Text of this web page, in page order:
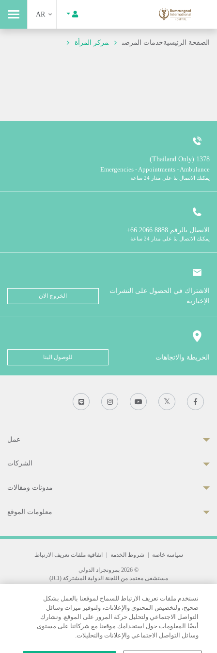
AR
الصفحة الرئيسيةخدمات المرضى مركز المرأة
1378 (Thailand Only)
Emergencies - Appointments - Ambulance
يمكنك الاتصال بنا على مدار 24 ساعة
الاتصال بالرقم
يمكنك الاتصال بنا على مدار 24 ساعة
الاشتراك في الحصول على النشرات
الإخبارية
الخروج الان
الخريطة والاتجاهات للوصول الينا
عمل
الشركات
مدونات ومقالات
معلومات الموقع
سياسة خاصة شروط الخدمة اتفاقية ملفات تعريف الارتباط
© 2026 بمرونجراد الدولي
مستشفى معتمد من اللجنة الدولية المشتركة (JCI)
33 Sukhumvit 3, Wattana, Bangkok 10110 Thailand.
All rights reserved.
نستخدم ملفات تعريف الارتباط للسماح لموقعنا بالعمل بشكل
صحيح، ولتخصيص المحتوى والإعلانات، ولتوفير ميزات وسائل
التواصل الاجتماعي ولتحليل حركة المرور على الموقع. ونشارك
أيضًا المعلومات حول استخدامك موقعنا مع شركائنا على مستوى
وسائل التواصل الاجتماعي والإعلانات والتحليلات.